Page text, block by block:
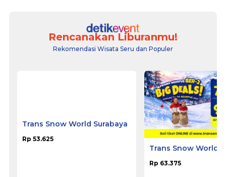
Rencanakan Liburanmu!
Rekomendasi Wisata Seru dan Populer
Trans Snow World
Rp 63.375